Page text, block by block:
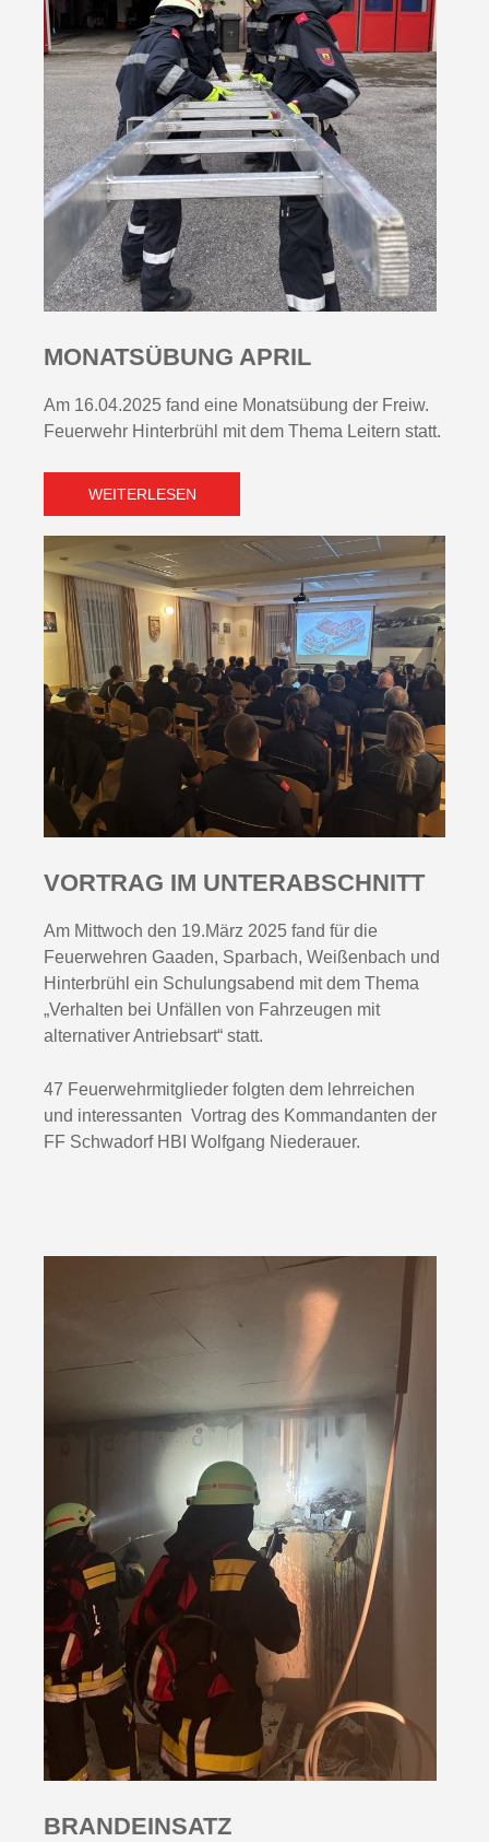
MONATSÜBUNG APRIL
Am 16.04.2025 fand eine Monatsübung der Freiw.
Feuerwehr Hinterbrühl mit dem Thema Leitern statt.
WEITERLESEN
VORTRAG IM UNTERABSCHNITT
Am Mittwoch den 19.März 2025 fand für die
Feuerwehren Gaaden, Sparbach, Weißenbach und
Hinterbrühl ein Schulungsabend mit dem Thema
„Verhalten bei Unfällen von Fahrzeugen mit
alternativer Antriebsart“ statt.
47 Feuerwehrmitglieder folgten dem lehrreichen
und interessanten Vortrag des Kommandanten der
FF Schwadorf HBI Wolfgang Niederauer.
BRANDEINSATZ